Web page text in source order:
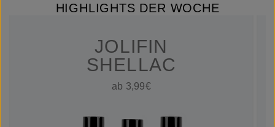
HIGHLIGHTS DER WOCHE
JOLIFIN
SHELLAC
ab 3,99€